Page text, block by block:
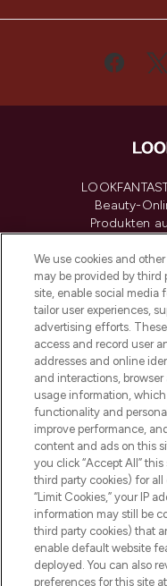
Beauty-
Produkten
oder über
Lieferung ab
Do Not
HILFE
ÜBER
We use cookies and
may be provided by third
site, enable social media
tailor user experiences,
advertising efforts.
access and record user
addresses and online
and interactions,
usage information,
functionality and
improve performance,
content and ads on this
you click “Accept All”
third party cookies) for
“Limit Cookies,” your IP
information may still be
third party cookies) that
enable default website
deployed. You can also
preferences for this site